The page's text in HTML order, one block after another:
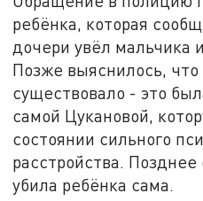
ребёнка, которая
дочери увёл мальчика
Позже выяснилось,
существовало - это
самой Цукановой,
состоянии сильного
расстройства.
убила ребёнка сама.